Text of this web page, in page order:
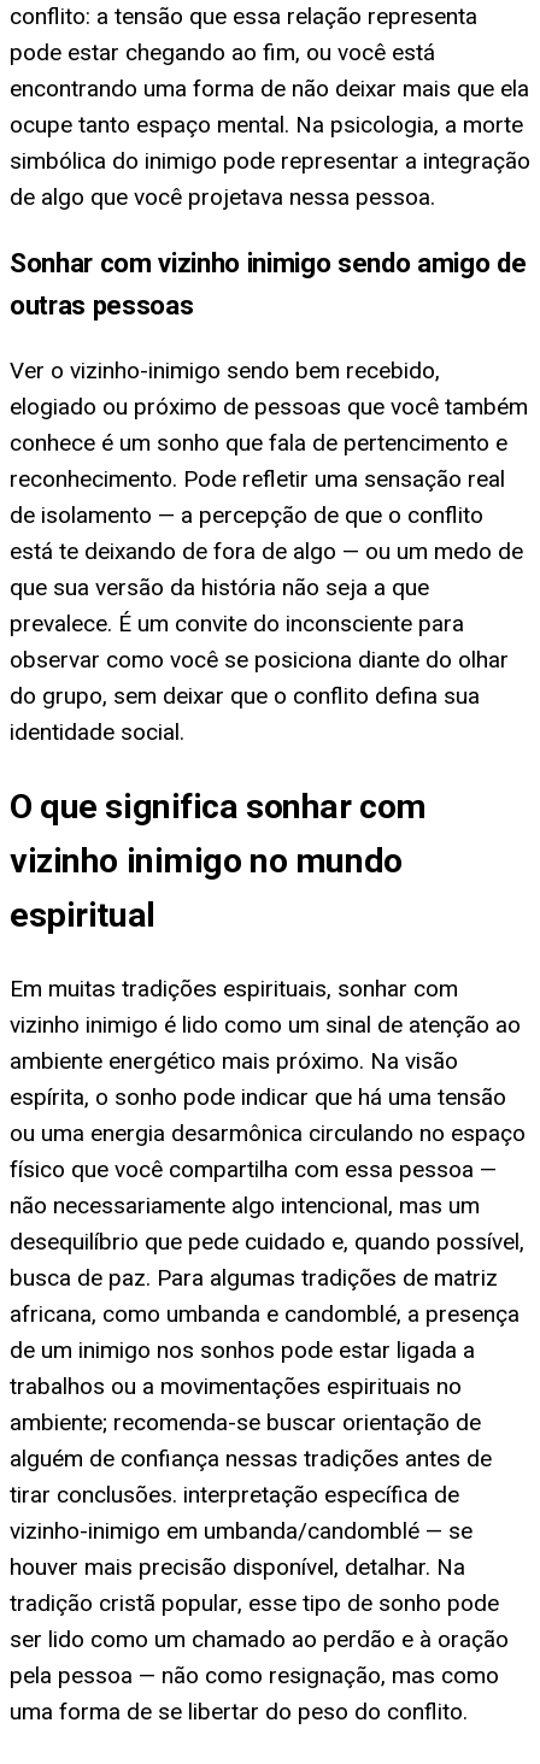
conflito: a tensão que essa relação representa
pode estar chegando ao fim, ou você está
encontrando uma forma de não deixar mais que ela
ocupe tanto espaço mental. Na psicologia, a morte
simbólica do inimigo pode representar a integração
de algo que você projetava nessa pessoa.
Sonhar com vizinho inimigo sendo amigo de
outras pessoas
Ver o vizinho-inimigo sendo bem recebido,
elogiado ou próximo de pessoas que você também
conhece é um sonho que fala de pertencimento e
reconhecimento. Pode refletir uma sensação real
de isolamento — a percepção de que o conflito
está te deixando de fora de algo — ou um medo de
que sua versão da história não seja a que
prevalece. É um convite do inconsciente para
observar como você se posiciona diante do olhar
do grupo, sem deixar que o conflito defina sua
identidade social.
O que significa sonhar com
vizinho inimigo no mundo
espiritual
Em muitas tradições espirituais, sonhar com
vizinho inimigo é lido como um sinal de atenção ao
ambiente energético mais próximo. Na visão
espírita, o sonho pode indicar que há uma tensão
ou uma energia desarmônica circulando no espaço
físico que você compartilha com essa pessoa —
não necessariamente algo intencional, mas um
desequilíbrio que pede cuidado e, quando possível,
busca de paz. Para algumas tradições de matriz
africana, como umbanda e candomblé, a presença
de um inimigo nos sonhos pode estar ligada a
trabalhos ou a movimentações espirituais no
ambiente; recomenda-se buscar orientação de
alguém de confiança nessas tradições antes de
tirar conclusões. interpretação específica de
vizinho-inimigo em umbanda/candomblé — se
houver mais precisão disponível, detalhar. Na
tradição cristã popular, esse tipo de sonho pode
ser lido como um chamado ao perdão e à oração
pela pessoa — não como resignação, mas como
uma forma de se libertar do peso do conflito.